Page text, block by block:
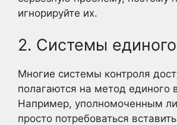
игнорируйте их.
2. Системы
Многие системы контроля
полагаются на метод единого
Например, уполномоченным
просто потребоваться